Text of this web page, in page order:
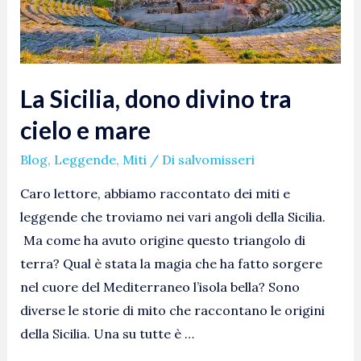
La Sicilia, dono divino tra
cielo e mare
Blog, Leggende, Miti / Di salvomisseri
Caro lettore, abbiamo raccontato dei miti e
leggende che troviamo nei vari angoli della Sicilia.
Ma come ha avuto origine questo triangolo di
terra? Qual è stata la magia che ha fatto sorgere
nel cuore del Mediterraneo l’isola bella? Sono
diverse le storie di mito che raccontano le origini
della Sicilia. Una su tutte è …
cielo
e
mare